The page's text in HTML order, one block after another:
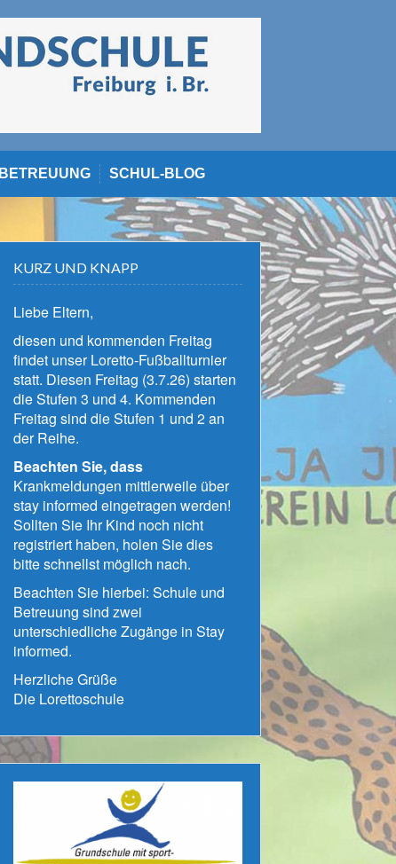
BETREUUNG SCHUL-BLOG
KURZ UND KNAPP
Liebe Eltern,
diesen und kommenden Freitag
findet unser Loretto-Fußballturnier
statt. Diesen Freitag (3.7.26) starten
die Stufen 3 und 4. Kommenden
Freitag sind die Stufen 1 und 2 an
der Reihe.
Beachten Sie, dass
Krankmeldungen mittlerweile über
stay informed eingetragen werden!
Sollten Sie Ihr Kind noch nicht
registriert haben, holen Sie dies
bitte schnellst möglich nach.
Beachten Sie hierbei: Schule und
Betreuung sind zwei
unterschiedliche Zugänge in Stay
informed.
Herzliche Grüße
Die Lorettoschule